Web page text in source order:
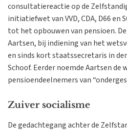
consultatiereactie op de
initiatiefwet van VVD, CDA, D66 en
tot het opbouwen van pensioen.
Aartsen, bij indiening van het
en sinds kort staatssecretaris in
Schoof. Eerder noemde Aartsen de
pensioendeelnemers van
Zuiver socialisme
De gedachtegang achter de